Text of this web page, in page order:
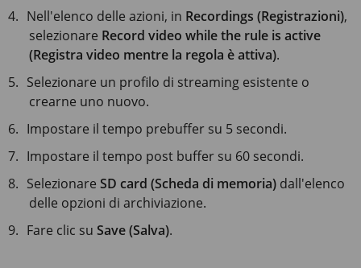
Nell'elenco delle azioni, in Recordings (Registrazioni),
selezionare Record video while the rule is active
(Registra video mentre la regola è attiva).
Selezionare un profilo di streaming esistente o
crearne uno nuovo.
Impostare il tempo prebuffer su 5 secondi.
Impostare il tempo post buffer su 60 secondi.
SelezionareSD card (Scheda di memoria) dall'elenco
delle opzioni di archiviazione.
Fare clic suSave (Salva).